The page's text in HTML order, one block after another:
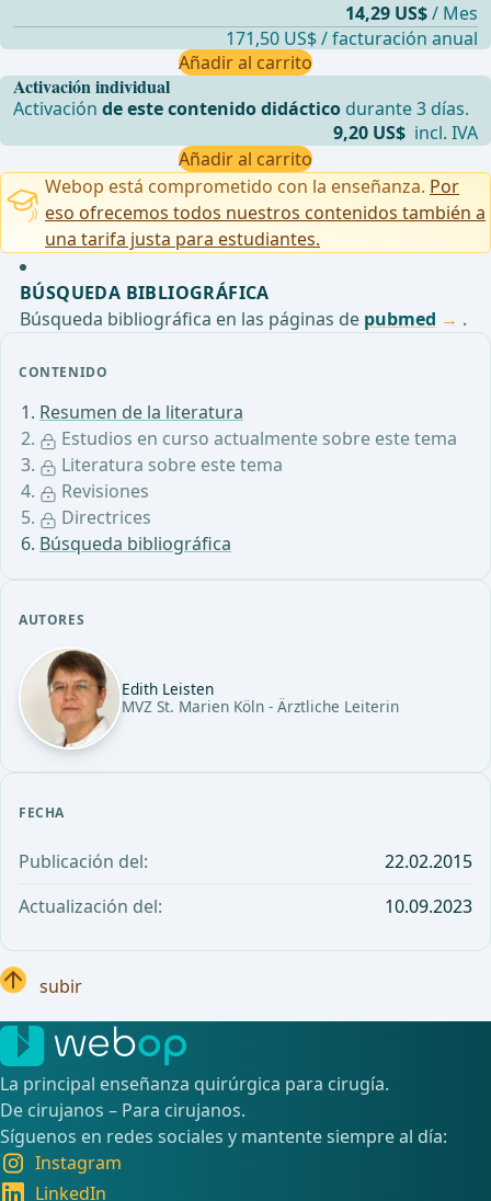
CONTENIDO
Resumen de la literatura
Estudios en curso actualmente sobre este tema
Literatura sobre este tema
Revisiones
Directrices
Búsqueda bibliográfica
AUTORES
Edith Leisten
MVZ St. Marien Köln - Ärztliche Leiterin
FECHA
Publicación del:
22.02.2015
Actualización del:
10.09.2023
Activación individual
Activaciónde este contenido didáctico durante 3 días.
9,20 US$ incl. IVA
Añadir al carrito
14,29 US$/ Mes
171,50 US$ / facturación anual
Añadir al carrito
Webop está comprometido con la enseñanza. Por
eso ofrecemos todos nuestros contenidos también a
una tarifa justa para estudiantes.
BÚSQUEDA BIBLIOGRÁFICA
Búsqueda bibliográfica en las páginas de pubmed .
subir
La principal enseñanza quirúrgica para cirugía.
De cirujanos – Para cirujanos.
Síguenos en redes sociales y mantente siempre al día:
Instagram
LinkedIn